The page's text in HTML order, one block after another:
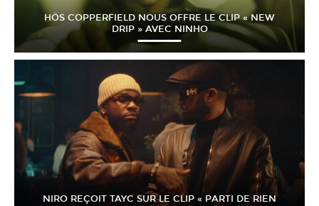
HÖS COPPERFIELD NOUS OFFRE LE CLIP « NEW
DRIP » AVEC NINHO
NIRO REÇOIT TAYC SUR LE CLIP « PARTI DE RIEN